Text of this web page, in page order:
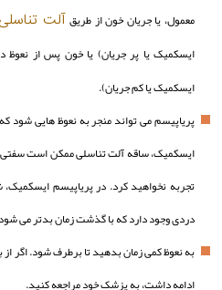
معمول، یا جریان خون از طریقآلت تناسلی
ایسکمیک یا پر جریان) یا خون پس از نعوظ
ایسکمیک یا کم جریان).
پریاپیسم می تواند منجر به نعوظ هایی
ایسکمیک، ساقه آلت تناسلی ممکن است سفتی
تجربه نخواهید کرد. در پریاپیسم
دردی وجود دارد که با گذشت زمان بدتر می
به نعوظ کمی زمان بدهید تا برطرف شود. اگر
ادامه داشت، به پزشک خود مراجعه کنید.